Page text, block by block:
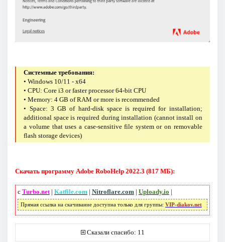
Системные требования:
• Windows 10/11 - x64
• CPU: Core i3 or faster processor 64-bit CPU
• Memory: 4 GB of RAM or more is recommended
• Space: 3 GB of hard-disk space is required for installation;
additional space is required during installation (cannot install on
a volume that uses a case-sensitive file system or on removable
flash storage devices)
Скачать программу Adobe RoboHelp 2022.3 (817 МБ):
с Turbo.net| Katfile.com| Nitroflare.com| Uploady.io |
Прямая ссылка на скачивание доступна только для группы: VIP-diakov.net
Сказали спасибо: 11